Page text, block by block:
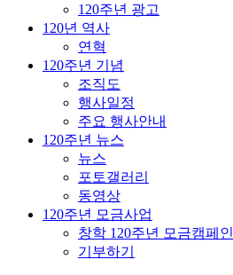
120주년 광고
120년 역사
연혁
120주년 기념
조직도
행사일정
주요 행사안내
120주년 뉴스
뉴스
포토갤러리
동영상
120주년 모금사업
창학 120주년 모금캠페인
기부하기